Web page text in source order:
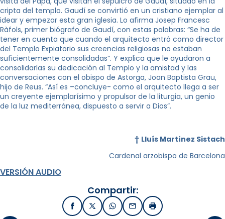
cripta del templo. Gaudí se convirtió en un cristiano ejemplar al
idear y empezar esta gran iglesia. Lo afirma Josep Francesc
Ràfols, primer biógrafo de Gaudí, con estas palabras: “Se ha de
tener en cuenta que cuando el arquitecto entró como director
del Templo Expiatorio sus creencias religiosas no estaban
suficientemente consolidadas”. Y explica que le ayudaron a
consolidarlas su dedicación al Templo y la amistad y las
conversaciones con el obispo de Astorga, Joan Baptista Grau,
hijo de Reus. “Así es –concluye- como el arquitecto llega a ser
un creyente ejemplarísimo y propulsor de la liturgia, un genio
de la luz mediterránea, dispuesto a servir a Dios”.
† Lluís Martínez Sistach
Cardenal arzobispo de Barcelona
VERSIÓN AUDIO
Compartir:
FacebookX / TwitterWhatsApp
EmailImprimir